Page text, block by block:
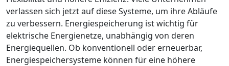
verlassen sich jetzt auf diese Systeme, um ihre Abläufe
zu verbessern. Energiespeicherung ist wichtig für
elektrische Energienetze, unabhängig von deren
Energiequellen. Ob konventionell oder erneuerbar,
Energiespeichersysteme können für eine höhere